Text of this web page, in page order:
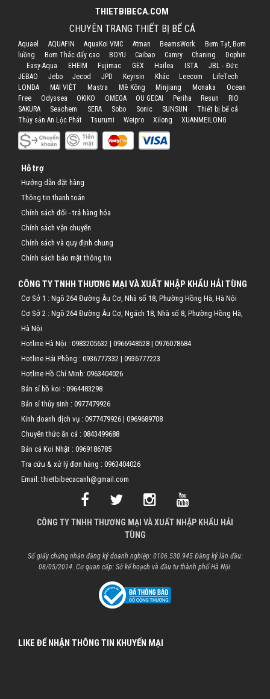
THIETBIBECA.COM
CHUYÊN TRANG THIẾT BỊ BỂ CÁ
Aquael AQUAFIN AquaKoi VMC Atman BeamsWork
Bơm Tạt, Bơm
luồng
Bơm Thác đẩy cao BOYU Caibao Camry Chaning
Dophin
Easy-Aqua
EHEIM Fujimac GEX Hailea ISTA
JBL - Đức
JEBAO
Jebo Jecod JPD Keyrsin Khác Leecom
LifeTech
LONDA
MAI VIỆT Mastra Mê Kông Minjiang Monaka
Ocean
Free
Odyssea OKIKO OMEGA OU GECAI Periha Resun
RIO
SAKURA
Seachem SERA Sobo Sonic SUNSUN
Thiết bị bể cá
Thủy sản An Lộc Phát
Tsurumi Weipro Xilong XUANMEILONG
Hỗ trợ
Hướng dẫn đặt hàng
Thông tin thanh toán
Chính sách đổi - trả hàng hóa
Chính sách vận chuyển
Chính sách và quy định chung
Chính sách bảo mật thông tin
CÔNG TY TNHH THƯƠNG MẠI VÀ XUẤT NHẬP KHẨU HẢI TÙNG
Cơ Sở 1 : Ngõ 264 Đường Âu Cơ, Nhà số 18, Phường Hồng Hà, Hà Nội
Cơ Sở 2 : Ngõ 264 Đường Âu Cơ, Ngách 18, Nhà số 8, Phường Hồng Hà,
Hà Nội
Hotline Hà Nội : 0983205632 | 0966948528 | 0976078684
Hotline Hải Phòng : 0936777332 | 0936777223
Hotline Hồ Chí Minh: 0963404026
Bán sỉ hồ koi : 0964483298
Bán sỉ thủy sinh : 0977479926
Kinh doanh dịch vụ : 0977479926 | 0969689708
Chuyên thức ăn cá : 0843499688
Bán cá Koi Nhật : 0969186785
Tra cứu & xử lý đơn hàng : 0963404026
Email: thietbibecacanh@gmail.com
CÔNG TY TNHH THƯƠNG MẠI VÀ XUẤT NHẬP KHẨU HẢI
TÙNG
Số giấy chứng nhận đăng ký doanh nghiệp: 0106.530.945 Đăng ký lần đầu:
08/05/2014. Cơ quan cấp: Sở kế hoạch và đầu tư thành phố Hà Nội.
LIKE ĐỂ NHẬN THÔNG TIN KHUYẾN MẠI